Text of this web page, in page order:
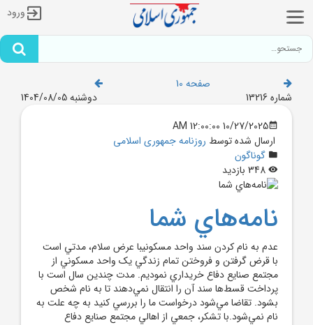
ورود
صفحه 10
شماره 13216
دوشنبه 1404/08/05
10/27/2025 12:00:00 AM
ارسال شده توسط روزنامه جمهوری اسلامی
گوناگون
نامه‌هاي شما
عدم به نام کردن سند واحد مسکونيبا عرض سلام، مدتي است
با قرض گرفتن و فروختن تمام زندگي يک واحد مسکوني از
مجتمع صنايع دفاع خريداري نموديم. مدت چندين سال است با
پرداخت قسط‌ها سند آن را انتقال نمي‌دهند تا به نام شخص
بشود. تقاضا مي‌شود درخواست ما را بررسي کنيد به چه علت به
نام نمي‌شود.با تشکر، جمعي از اهالي مجتمع صنايع دفاع